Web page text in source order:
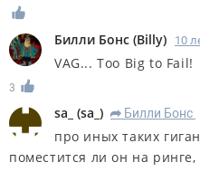
Билли Бонс (Billy) 10
VAG... Too Big to Fail!
3
sa_ (sa_ ) R Билли Бонс
про иных таких
поместится ли он на ринге,